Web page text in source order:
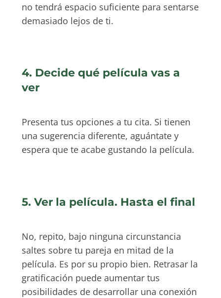
no tendrá espacio suficiente para sentarse
demasiado lejos de ti.
4. Decide qué película vas a
ver
Presenta tus opciones a tu cita. Si tienen
una sugerencia diferente, aguántate y
espera que te acabe gustando la película.
5. Ver la película. Hasta el final
No, repito, bajo ninguna circunstancia
saltes sobre tu pareja en mitad de la
película. Es por su propio bien. Retrasar la
gratificación puede aumentar tus
posibilidades de desarrollar una conexión